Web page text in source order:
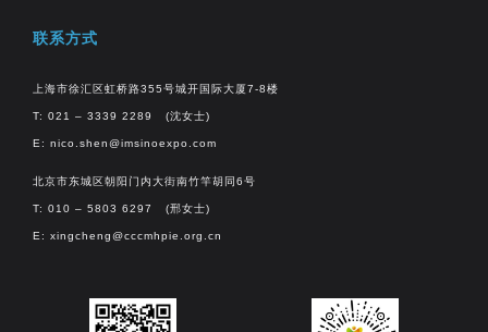
联系方式
上海市徐汇区虹桥路355号城开国际大厦7-8楼
T: 021 – 3339 2289 (沈女士)
E: nico.shen@imsinoexpo.com
北京市东城区朝阳门内大街南竹竿胡同6号
T: 010 – 5803 6297 (邢女士)
E: xingcheng@cccmhpie.org.cn